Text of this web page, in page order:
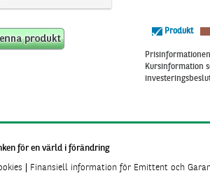
Produkt
Kursinformation
för en värld i förändring
Finansiell information för Emittent och